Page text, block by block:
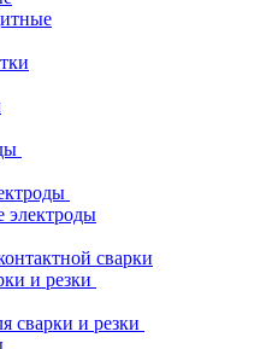
электроды
сварки
и резки
сварки и резки